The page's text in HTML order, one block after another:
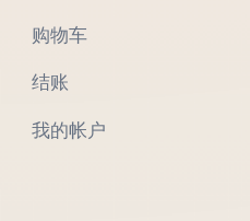
购物车
结账
我的帐户